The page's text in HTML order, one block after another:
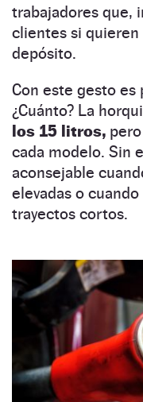
trabajadores que,
clientes si
depósito.
Con este gesto es
¿Cuánto? La
los 15 litros,
cada modelo. Sin
aconsejable
elevadas o cuando
trayectos cortos.